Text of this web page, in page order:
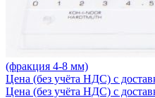
(фракция 4-8 мм)
Цена (без учёта НДС) с
Цена (без учёта НДС) с